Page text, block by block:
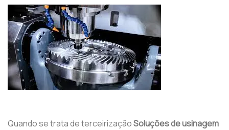
Quando se trata de terceirizaçãoSoluções de usinagem